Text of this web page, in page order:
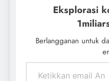
Eksplorasi
Berlangganan untuk